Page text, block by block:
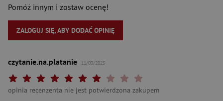
Pomóż innym i zostaw ocenę!
ZALOGUJ SIĘ, ABY DODAĆ OPINIĘ
czytanie.na.platanie 11/03/2025
Twoja ocena: Arcydzieło
Twoja ocena: Wybitna 9/10"
Twoja ocena: Rewelacyjna 8/10"
Twoja ocena: Bardzo dobra 7/10"
Twoja ocena: Dobra 6/10"
Twoja ocena: Przeciętna 5/10"
Twoja ocena: Może być 4/10"
Twoja ocena: Słaba 3/10"
Twoja ocena: Bardzo słaba 2/10"
Twoja ocena: Beznadziejna 1/10"
opinia recenzenta nie jest potwierdzona zakupem